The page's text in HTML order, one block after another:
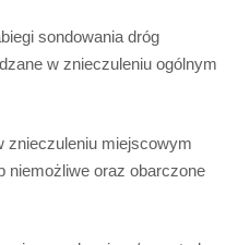
sondowania dróg
w znieczuleniu ogólnym
znieczuleniu miejscowym
niemożliwe oraz obarczone